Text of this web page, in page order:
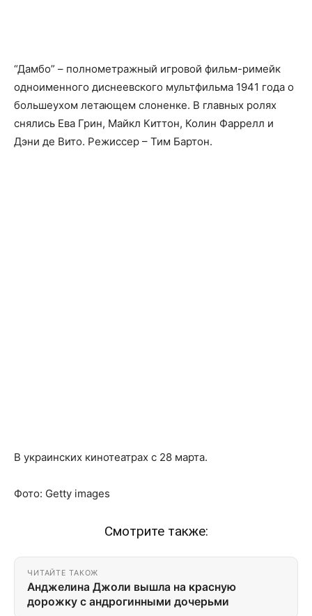
“Дамбо” – полнометражный игровой фильм-римейк
одноименного диснеевского мультфильма 1941 года о
большеухом летающем слоненке. В главных ролях
снялись Ева Грин, Майкл Киттон, Колин Фаррелл и
Дэни де Вито. Режиссер – Тим Бартон.
В украинских кинотеатрах с 28 марта.
Фото: Getty images
Смотрите также:
ЧИТАЙТЕ ТАКОЖ
Анджелина Джоли вышла на красную
дорожку с андрогинными дочерьми